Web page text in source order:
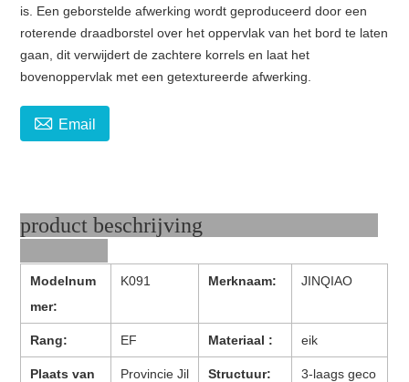
is. Een geborstelde afwerking wordt geproduceerd door een
roterende draadborstel over het oppervlak van het bord te laten
gaan, dit verwijdert de zachtere korrels en laat het
bovenoppervlak met een getextureerde afwerking.
 Email
product beschrijving
Modelnum
mer:
K091 Merknaam: JINQIAO
Rang: EF Materiaal : eik
Plaats van
Provincie Jil
Structuur:
3-laags geco